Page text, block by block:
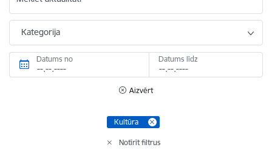
Kategorija
Datums no Datums līdz
Aizvērt
Kultūra
Notīrīt filtrus